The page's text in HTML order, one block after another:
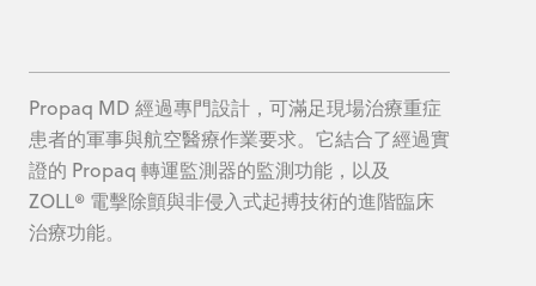
Propaq MD 經過專門設計，可滿足現場治療重症
患者的軍事與航空醫療作業要求。它結合了經過實
證的 Propaq 轉運監測器的監測功能，以及
ZOLL® 電擊除顫與非侵入式起搏技術的進階臨床
治療功能。